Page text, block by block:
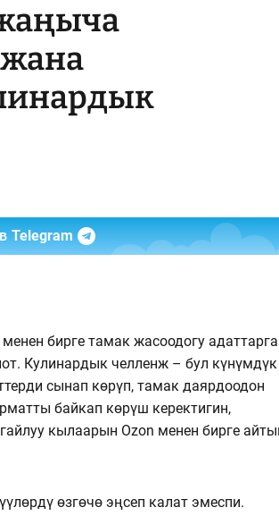
Telegram
бирге тамак жасоодогу адаттарга
Кулинардык челленж – бул күнүмдүк
сынап көрүп, тамак даярдоодон
байкап көрүш керектигин,
кылаарын Ozon менен бирге
өзгөчө эңсеп калат эмеспи.